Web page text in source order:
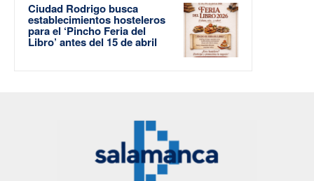
Ciudad Rodrigo busca
establecimientos hosteleros
para el ‘Pincho Feria del
Libro’ antes del 15 de abril